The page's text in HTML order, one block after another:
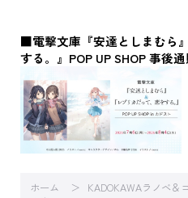
■電撃文庫『安達としまむら
する。』POP UP SHOP 事後
ホーム KADOKAWAラノベ＆